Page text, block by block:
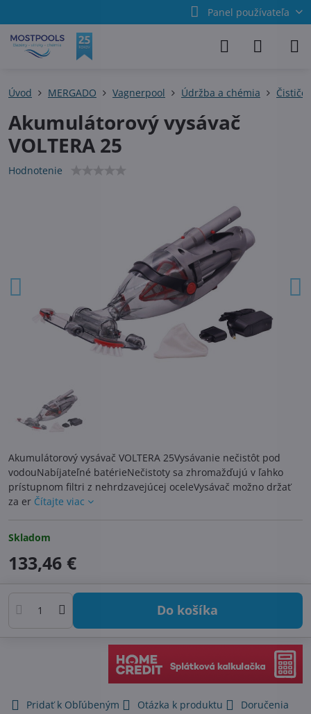
Panel používateľa
Úvod MERGADO Vagnerpool Údržba a chémia Čističe
Akumulátorový vysávač
VOLTERA 25
Hodnotenie
Akumulátorový vysávač VOLTERA 25Vysávanie nečistôt pod
vodouNabíjateľné batérieNečistoty sa zhromažďujú v ľahko
prístupnom filtri z nehrdzavejúcej oceleVysávač možno držať
za er Čítajte viac
Skladom
133,46 €
Do košíka
Pridať k Obľúbeným Otázka k produktu Doručenia